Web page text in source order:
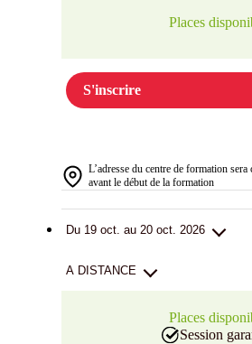
Places
S'inscrire
L’adresse du centre de formation
avant le début de la formation
Du 19 oct. au 20 oct. 2026
A DISTANCE
Places
Session